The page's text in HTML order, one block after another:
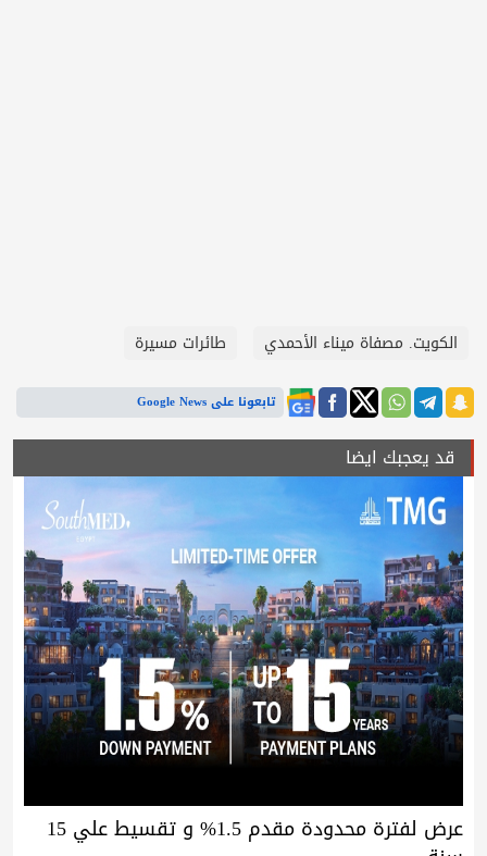
الكويت. مصفاة ميناء الأحمدي طائرات مسيرة
تابعونا على Google News
قد يعجبك ايضا
عرض لفترة محدودة مقدم 1.5% و تقسيط علي 15